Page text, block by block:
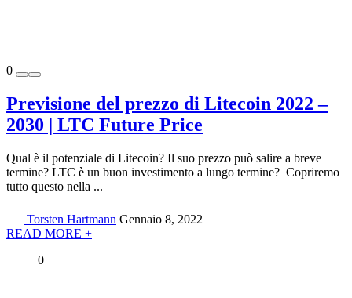
0
Previsione del prezzo di Litecoin 2022 –
2030 | LTC Future Price
Qual è il potenziale di Litecoin? Il suo prezzo può salire a breve
termine? LTC è un buon investimento a lungo termine? Copriremo
tutto questo nella ...
Torsten Hartmann Gennaio 8, 2022
READ MORE +
0